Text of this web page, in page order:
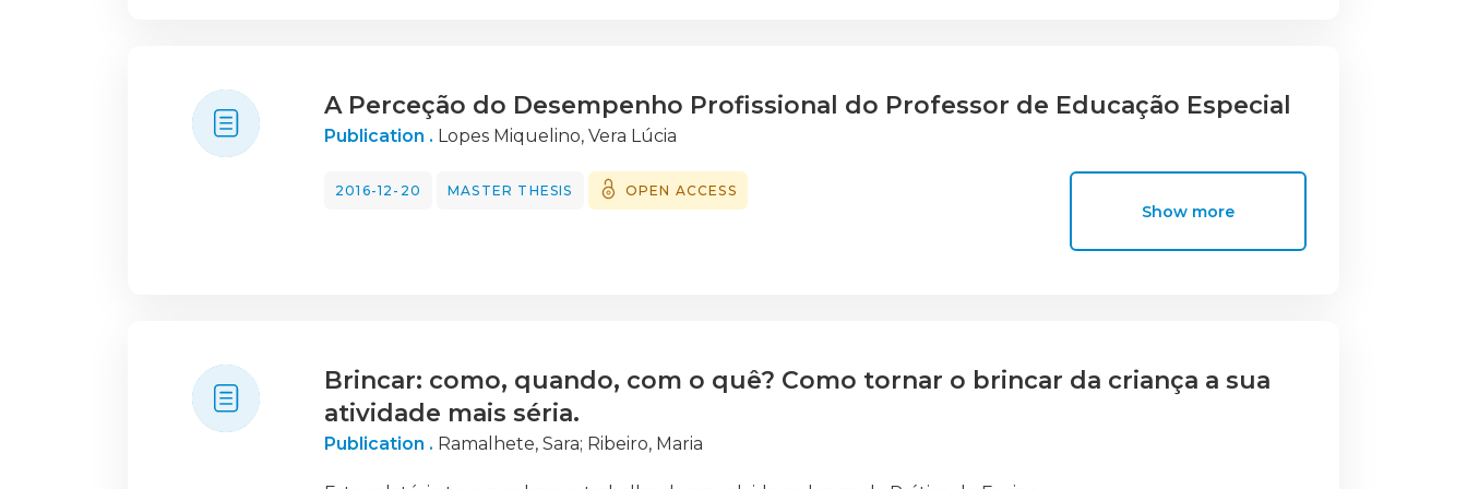
A Perceção do Desempenho Profissional do Professor de Educação Especial
Publication . Lopes Miquelino, Vera Lúcia
2016-12-20 MASTER THESIS OPEN ACCESS
Show more
Brincar: como, quando, com o quê? Como tornar o brincar da criança a sua
atividade mais séria.
Publication . Ramalhete, Sara; Ribeiro, Maria